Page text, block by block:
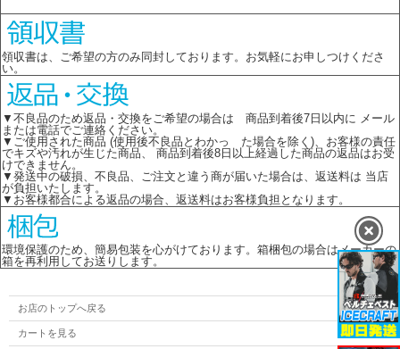
領収書は、ご希望の方のみ同封しております。お気軽にお申しつけくださ
い。
▼不良品のため返品・交換をご希望の場合は 商品到着後7日以内に メール
または電話でご連絡ください。
▼ご使用された商品 (使用後不良品とわかっ た場合を除く)、お客様の責任
でキズや汚れが生じた商品、 商品到着後8日以上経過した商品の返品はお受
けできません。
▼発送中の破損、不良品、ご注文と違う商が届いた場合は、返送料は 当店
が負担いたします。
▼お客様都合による返品の場合、返送料はお客様負担となります。
環境保護のため、簡易包装を心がけております。箱梱包の場合はメーカーの
箱を再利用してお送りします。
お店のトップへ戻る
カートを見る